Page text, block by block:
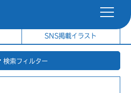
SNS掲載イラスト
検索フィルター